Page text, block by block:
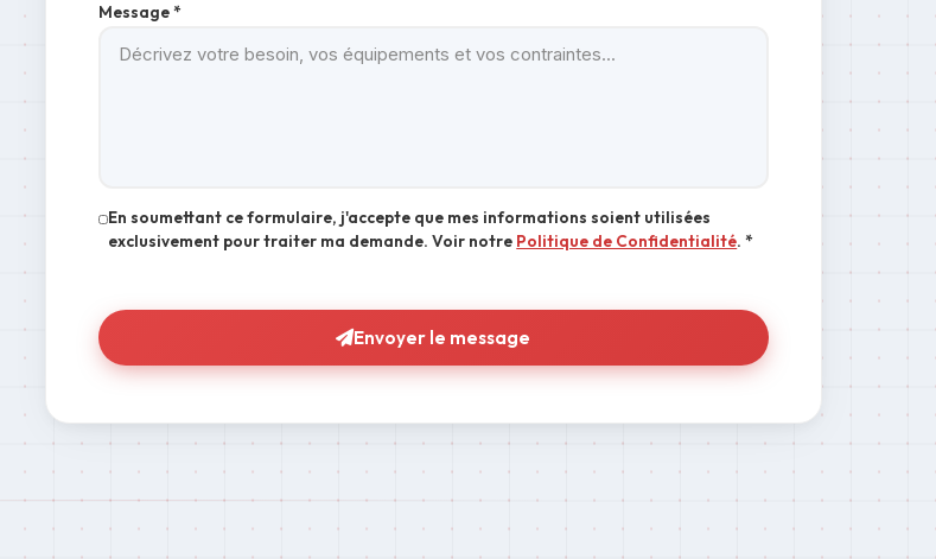
Message *
En soumettant ce formulaire, j'accepte que mes informations soient utilisées
exclusivement pour traiter ma demande. Voir notre Politique de Confidentialité. *
Envoyer le message